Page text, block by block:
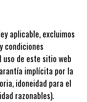
aplicable, excluimos
condiciones
de este sitio web
implícita por la
idoneidad para el
razonables).